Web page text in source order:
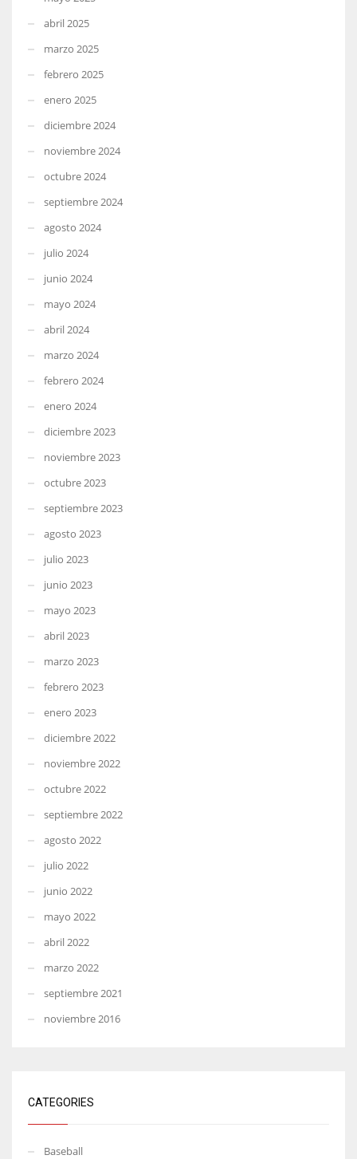
abril 2025
marzo 2025
febrero 2025
enero 2025
diciembre 2024
noviembre 2024
octubre 2024
septiembre 2024
agosto 2024
julio 2024
junio 2024
mayo 2024
abril 2024
marzo 2024
febrero 2024
enero 2024
diciembre 2023
noviembre 2023
octubre 2023
septiembre 2023
agosto 2023
julio 2023
junio 2023
mayo 2023
abril 2023
marzo 2023
febrero 2023
enero 2023
diciembre 2022
noviembre 2022
octubre 2022
septiembre 2022
agosto 2022
julio 2022
junio 2022
mayo 2022
abril 2022
marzo 2022
septiembre 2021
noviembre 2016
CATEGORIES
Baseball